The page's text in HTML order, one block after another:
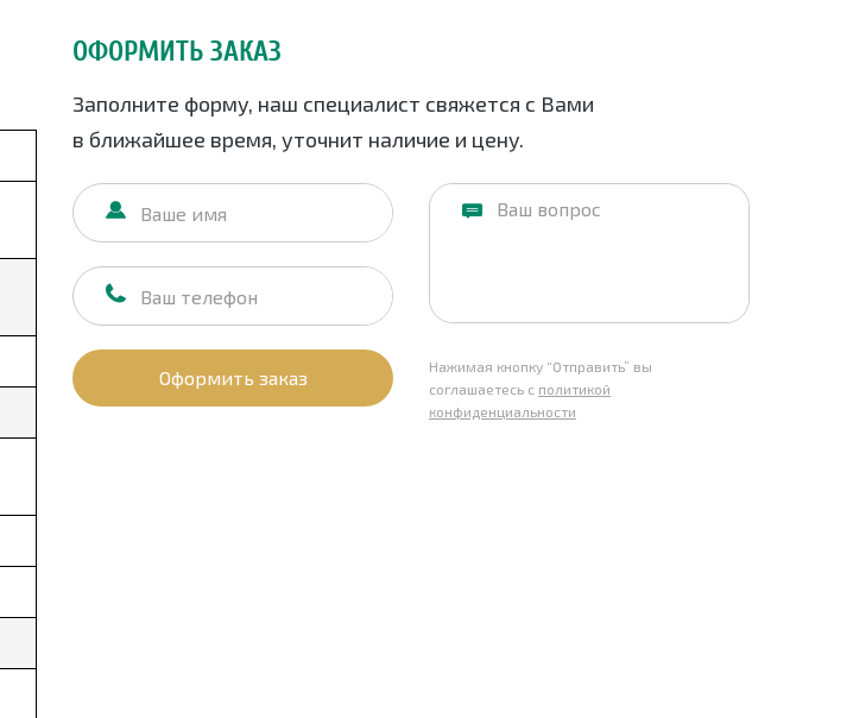
ОФОРМИТЬ ЗАКАЗ
Заполните форму, наш специалист свяжется с Вами
в ближайшее время, уточнит наличие и цену.
Оформить заказ
Нажимая кнопку “Отправить” вы
соглашаетесь с политикой
конфиденциальности